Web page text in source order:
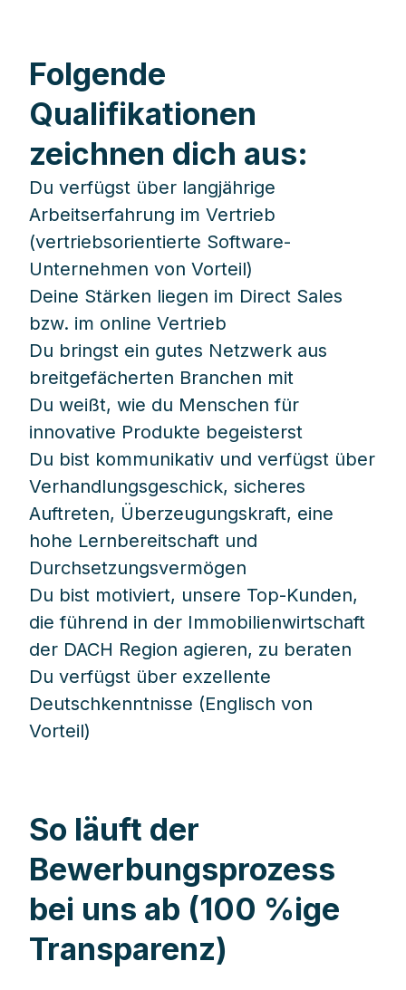
Folgende
Qualifikationen
zeichnen dich aus:
Du verfügst über langjährige
Arbeitserfahrung im Vertrieb
(vertriebsorientierte Software-
Unternehmen von Vorteil)
Deine Stärken liegen im Direct Sales
bzw. im online Vertrieb
Du bringst ein gutes Netzwerk aus
breitgefächerten Branchen mit
Du weißt, wie du Menschen für
innovative Produkte begeisterst
Du bist kommunikativ und verfügst über
Verhandlungsgeschick, sicheres
Auftreten, Überzeugungskraft, eine
hohe Lernbereitschaft und
Durchsetzungsvermögen
Du bist motiviert, unsere Top-Kunden,
die führend in der Immobilienwirtschaft
der DACH Region agieren, zu beraten
Du verfügst über exzellente
Deutschkenntnisse (Englisch von
Vorteil)
So läuft der
Bewerbungsprozess
bei uns ab (100 %ige
Transparenz)